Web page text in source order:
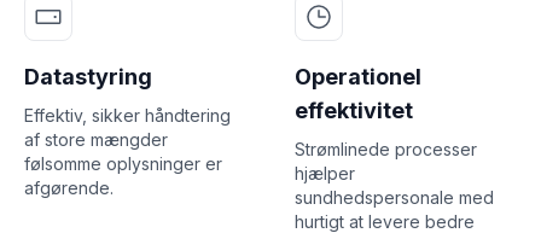
Datastyring
Effektiv, sikker håndtering
af store mængder
følsomme oplysninger er
afgørende.
Operationel
effektivitet
Strømlinede processer
hjælper
sundhedspersonale med
hurtigt at levere bedre